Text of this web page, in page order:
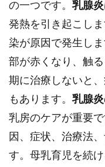
の一つです。 乳腺炎
発熱を引き起こし
染が原因で発生しま
部が赤くなり、触
期に治療しないと
もあります。 乳腺炎
乳房のケアが重要で
因、症状、治療法
す。母乳育児を続け